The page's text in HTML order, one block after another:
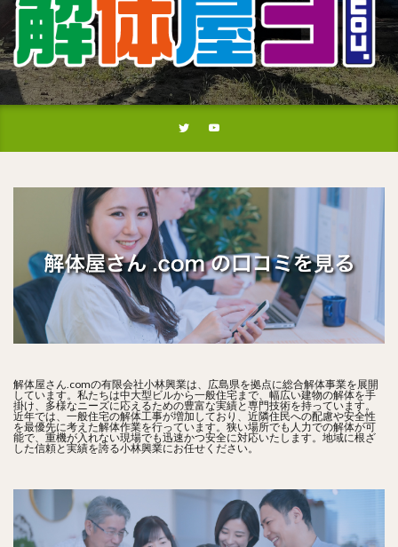
解体屋さん.comの有限会社小林興業は、広島県を拠点に総合解体事業を展開
しています。私たちは中大型ビルから一般住宅まで、幅広い建物の解体を手
掛け、多様なニーズに応えるための豊富な実績と専門技術を持っています。
近年では、一般住宅の解体工事が増加しており、近隣住民への配慮や安全性
を最優先に考えた解体作業を行っています。狭い場所でも人力での解体が可
能で、重機が入れない現場でも迅速かつ安全に対応いたします。地域に根ざ
した信頼と実績を誇る小林興業にお任せください。